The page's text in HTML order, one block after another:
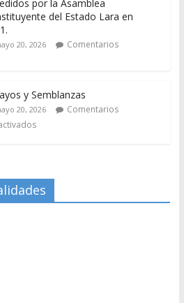
por la Asamblea
del Estado Lara en
20, 2026
Comentarios
y Semblanzas
20, 2026
Comentarios